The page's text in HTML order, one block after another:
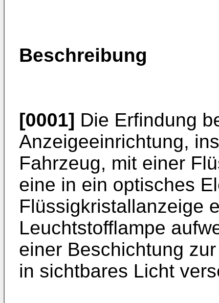
Beschreibung
[0001] Die Erfindung
Anzeigeeinrichtung,
Fahrzeug, mit einer
eine in ein optisches
Flüssigkristallanzeige
Leuchtstofflampe
einer Beschichtung
in sichtbares Licht